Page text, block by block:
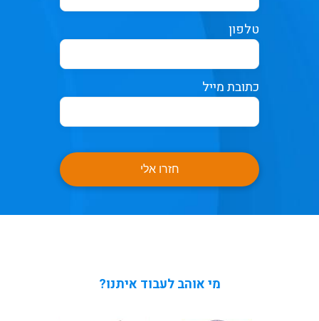
טלפון
כתובת מייל
חזרו אלי
מי אוהב לעבוד איתנו?